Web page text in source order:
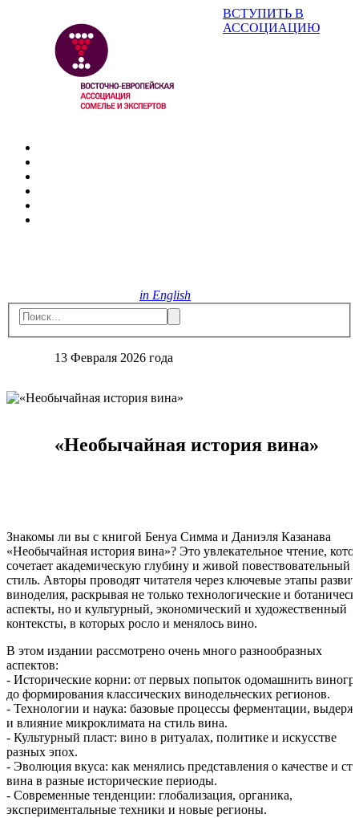
in English
ВСТУПИТЬ В
АССОЦИАЦИЮ
13 Февраля 2026 года
«Необычайная история вина»
Знакомы ли вы с книгой Бенуа Симма и Даниэля Казанава
«Необычайная история вина»? Это увлекательное чтение,
сочетает академическую глубину и живой повествовательный
стиль. Авторы проводят читателя через ключевые этапы
виноделия, раскрывая не только технологические и
аспекты, но и культурный, экономический и художественный
контексты, в которых росло и менялось вино.
В этом издании рассмотрено очень много разнообразных
аспектов:
- Исторические корни: от первых попыток одомашнить
до формирования классических винодельческих регионов.
- Технологии и наука: базовые процессы ферментации,
и влияние микроклимата на стиль вина.
- Культурный пласт: вино в ритуалах, политике и искусстве
разных эпох.
- Эволюция вкуса: как менялись представления о качестве и
вина в разные исторические периоды.
- Современные тенденции: глобализация, органика,
экспериментальные техники и новые регионы.